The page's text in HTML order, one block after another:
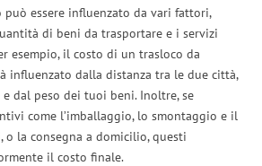
essere influenzato da vari fattori,
di beni da trasportare e i servizi
esempio, il costo di un trasloco da
influenzato dalla distanza tra le due città,
dal peso dei tuoi beni. Inoltre, se
come l’imballaggio, lo smontaggio e il
la consegna a domicilio, questi
il costo finale.